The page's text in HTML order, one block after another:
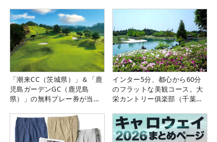
「潮来CC（茨城県）」＆「鹿
児島ガーデンGC（鹿児島
県）」の無料プレー券が当た
インター5分、都心から60分
のフラットな美観コース。大
栄カントリー俱楽部（千葉